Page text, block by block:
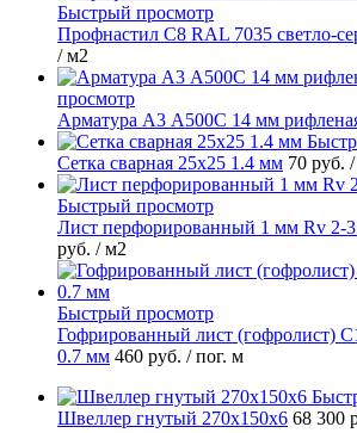
Быстрый просмотр
Профнастил С8 RAL 7035 светло-
/ м2
просмотр
Арматура А3 А500С 14 мм
Сетка сварная 25х25 1.4 мм 70 руб.
Быстрый просмотр
Лист перфорированный 1 мм Rv 2-
руб. / м2
Быстрый просмотр
Гофрированный лист (гофролист)
0.7 мм 460 руб. / пог. м
Швеллер гнутый 270х150х6 68 300